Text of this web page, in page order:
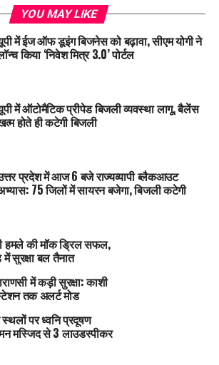
YOU MAY LIKE
में ईज ऑफ डूइंग बिजनेस को बढ़ावा, सीएम योगी ने
किया ‘निवेश मित्र 3.0’ पोर्टल
में ऑटोमैटिक प्रीपेड बिजली व्यवस्था लागू, बैलेंस
होते ही कटेगी बिजली
प्रदेश में आज 6 बजे राज्यव्यापी ब्लैकआउट
75 जिलों में सायरन बजेगा, बिजली कटेगी
हमले की मॉक ड्रिल सफल,
में सुरक्षा बल तैनात
में कड़ी सुरक्षा: काशी
तक अलर्ट मोड
पर ध्वनि प्रदूषण
मस्जिद से 3 लाउडस्पीकर